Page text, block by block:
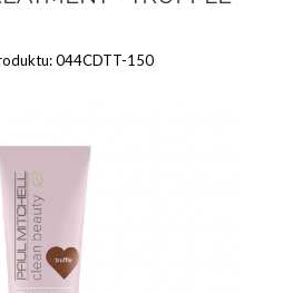
044CDTT-150